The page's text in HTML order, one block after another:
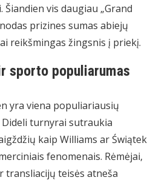
vis daugiau „Grand
prizines sumas abiejų
reikšmingas žingsnis į priekį.
sporto populiarumas
yra viena populiariausių
turnyrai sutraukia
kaip Williams ar Świątek
fenomenais. Rėmėjai,
transliacijų teisės atneša